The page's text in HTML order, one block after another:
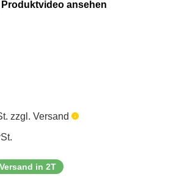
Produktvideo ansehen
zzgl. Versand
Versand in 2T